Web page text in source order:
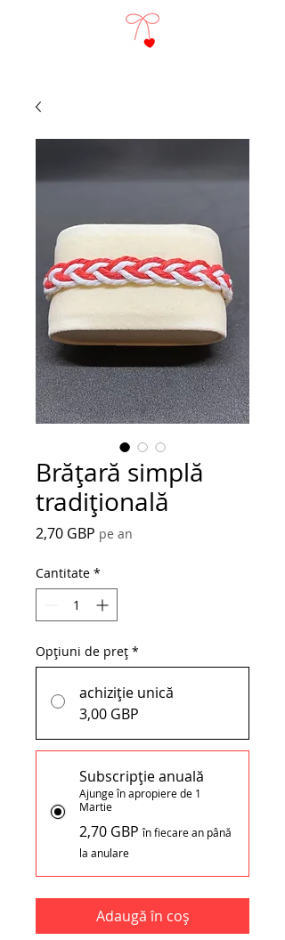
Brățară simplă
tradițională
2,70 GBP Preț
pe an
Cantitate *
Opțiuni de preț *
achiziție unică
3,00 GBP
Subscripție anuală
Ajunge în apropiere de 1
Martie
2,70 GBP în fiecare an până
la anulare
Adaugă în coș